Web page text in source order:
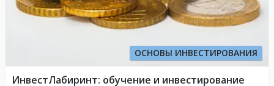
ОСНОВЫ ИНВЕСТИРОВАНИЯ
ИнвестЛабиринт: обучение и инвестирование